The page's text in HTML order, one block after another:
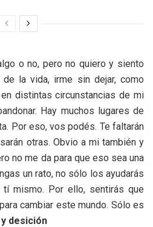
o no, pero no quiero y siento
la vida, irme sin dejar, como
distintas circunstancias de mi
Hay muchos lugares de
Por eso, vos podés. Te faltarán
otras. Obvio a mi también y
no me da para que eso sea una
un rato, no sólo los ayudarás
mismo. Por ello, sentirás que
cambiar este mundo. Sólo es
desición